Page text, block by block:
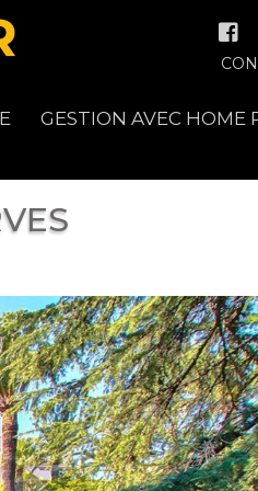
GESTION AVEC HOME